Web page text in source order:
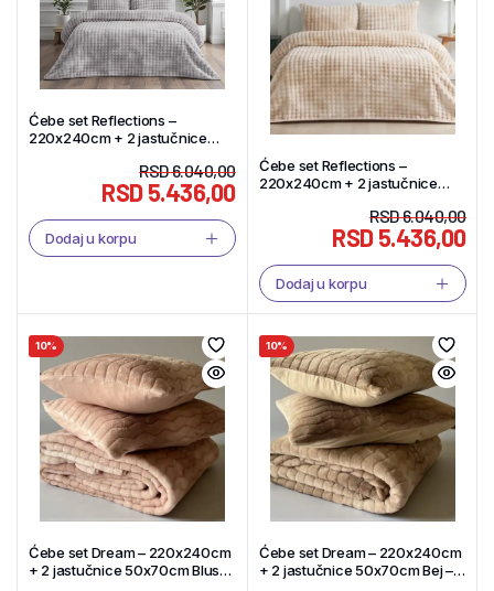
Ćebe set Reflections –
220x240cm + 2 jastučnice
RSD6.040,00
RSD5.436,00
Dodaj u korpu
Ćebe set Reflections –
220x240cm + 2 jastučnice
RSD6.040,00
RSD5.436,00
Dodaj u korpu
10%
Ćebe set Dream – 220x240cm
+ 2 jastučnice 50x70cm Blush
10%
Ćebe set Dream – 220x240cm
+ 2 jastučnice 50x70cm Bej –